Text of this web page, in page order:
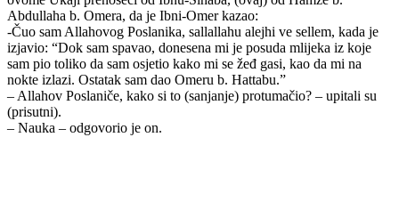
Abdullaha b. Omera, da je Ibni-Omer kazao:
-Čuo sam Allahovog Poslanika, sallallahu alejhi ve sellem, kada je
izjavio: “Dok sam spavao, donesena mi je posuda mlijeka iz koje
sam pio toliko da sam osjetio kako mi se žeđ gasi, kao da mi na
nokte izlazi. Ostatak sam dao Omeru b. Hattabu.”
– Allahov Poslaniče, kako si to (sanjanje) protumačio? – upitali su
(prisutni).
– Nauka – odgovorio je on.